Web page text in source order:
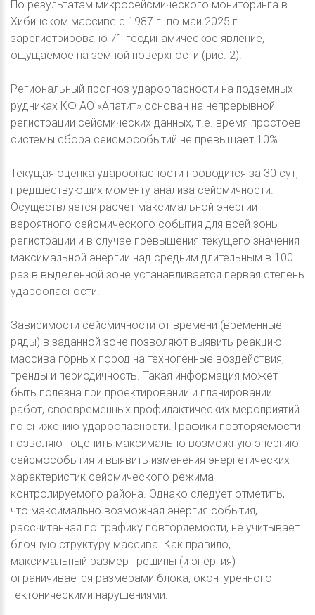
По результатам микросейсмического мониторинга в
Хибинском массиве с 1987 г. по май 2025 г.
зарегистрировано 71 геодинамическое явление,
ощущаемое на земной поверхности (рис. 2).
Региональный прогноз удароопасности на подземных
рудниках КФ АО «Апатит» основан на непрерывной
регистрации сейсмических данных, т.е. время простоев
системы сбора сейсмособытий не превышает 10%.
Текущая оценка удароопасности проводится за 30 сут,
предшествующих моменту анализа сейсмичности.
Осуществляется расчет максимальной энергии
вероятного сейсмического события для всей зоны
регистрации и в случае превышения текущего значения
максимальной энергии над средним длительным в 100
раз в выделенной зоне устанавливается первая степень
удароопасности.
Зависимости сейсмичности от времени (временные
ряды) в заданной зоне позволяют выявить реакцию
массива горных пород на техногенные воздействия,
тренды и периодичность. Такая информация может
быть полезна при проектировании и планировании
работ, своевременных профилактических мероприятий
по снижению удароопасности. Графики повторяемости
позволяют оценить максимально возможную энергию
сейсмособытия и выявить изменения энергетических
характеристик сейсмического режима
контролируемого района. Однако следует отметить,
что максимально возможная энергия события,
рассчитанная по графику повторяемости, не учитывает
блочную структуру массива. Как правило,
максимальный размер трещины (и энергия)
ограничивается размерами блока, оконтуренного
тектоническими нарушениями.